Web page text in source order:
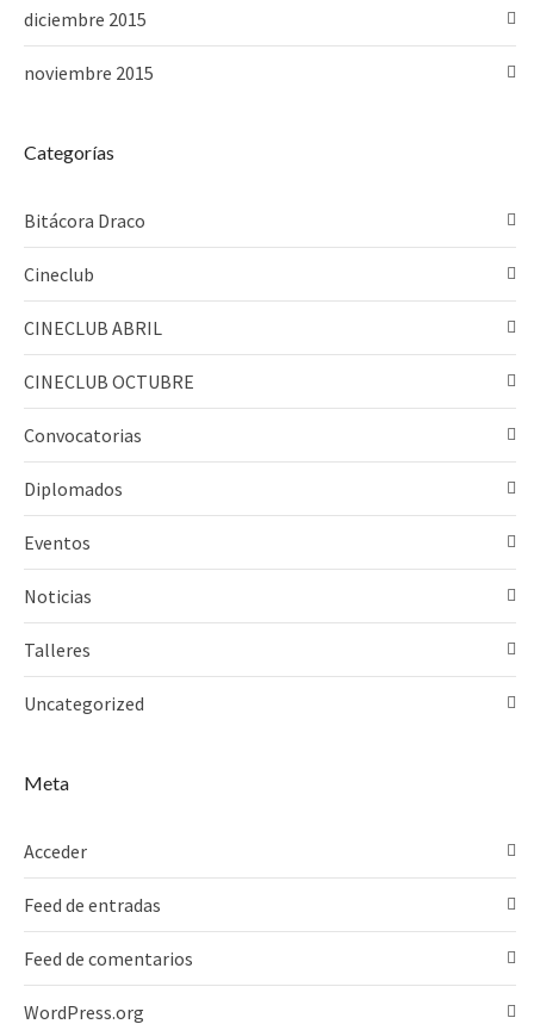
diciembre 2015
noviembre 2015
Categorías
Bitácora Draco
Cineclub
CINECLUB ABRIL
CINECLUB OCTUBRE
Convocatorias
Diplomados
Eventos
Noticias
Talleres
Uncategorized
Meta
Acceder
Feed de entradas
Feed de comentarios
WordPress.org